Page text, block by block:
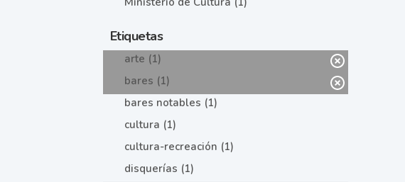
Etiquetas
arte (1)
bares (1)
bares notables (1)
cultura (1)
cultura-recreación (1)
disquerías (1)